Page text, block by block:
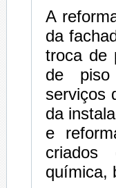
A
da
troca de
de piso
serviços
da
e
criados
química,